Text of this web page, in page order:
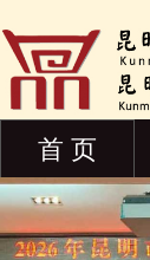
首 页